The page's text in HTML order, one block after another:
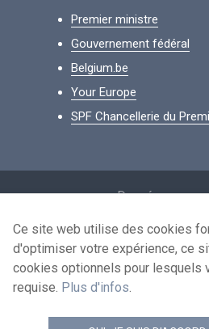
Premier ministre
Gouvernement fédéral
Belgium.be
Your Europe
SPF Chancellerie du
Données
Conditions de
Contactez-
Ce site web utilise des cookies
d'optimiser votre expérience, ce
cookies optionnels pour lesquels
requise. Plus d'infos.